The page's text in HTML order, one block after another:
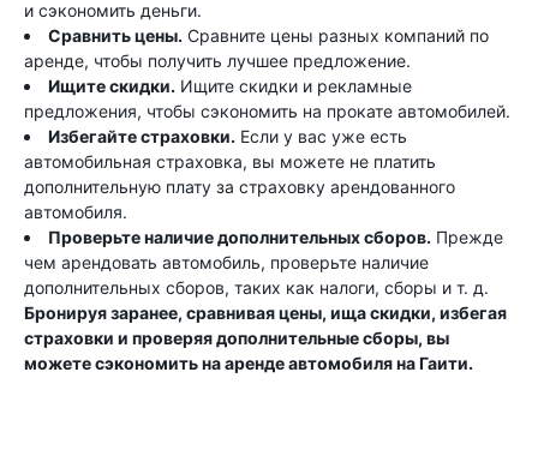
и сэкономить деньги.
Сравнить цены. Сравните цены разных компаний по
аренде, чтобы получить лучшее предложение.
Ищите скидки. Ищите скидки и рекламные
предложения, чтобы сэкономить на прокате автомобилей.
Избегайте страховки. Если у вас уже есть
автомобильная страховка, вы можете не платить
дополнительную плату за страховку арендованного
автомобиля.
Проверьте наличие дополнительных сборов. Прежде
чем арендовать автомобиль, проверьте наличие
дополнительных сборов, таких как налоги, сборы и т. д.
Бронируя заранее, сравнивая цены, ища скидки, избегая
страховки и проверяя дополнительные сборы, вы
можете сэкономить на аренде автомобиля на Гаити.